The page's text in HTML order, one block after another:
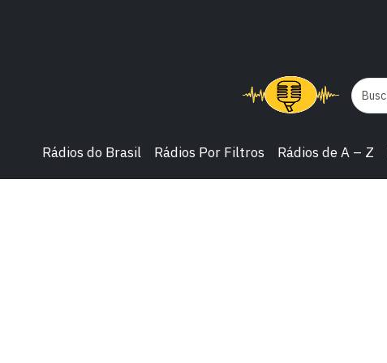
Rádios do Brasil Rádios Por Filtros Rádios de A – Z